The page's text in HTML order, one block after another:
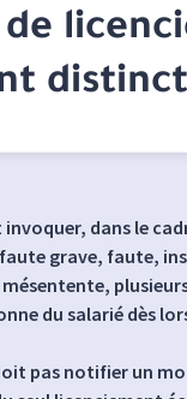
dans le
grave, faute,
du salarié dès
pas notifier un